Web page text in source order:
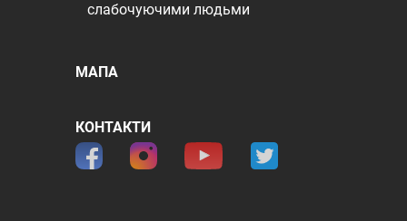
слабочуючими людьми
МАПА
КОНТАКТИ